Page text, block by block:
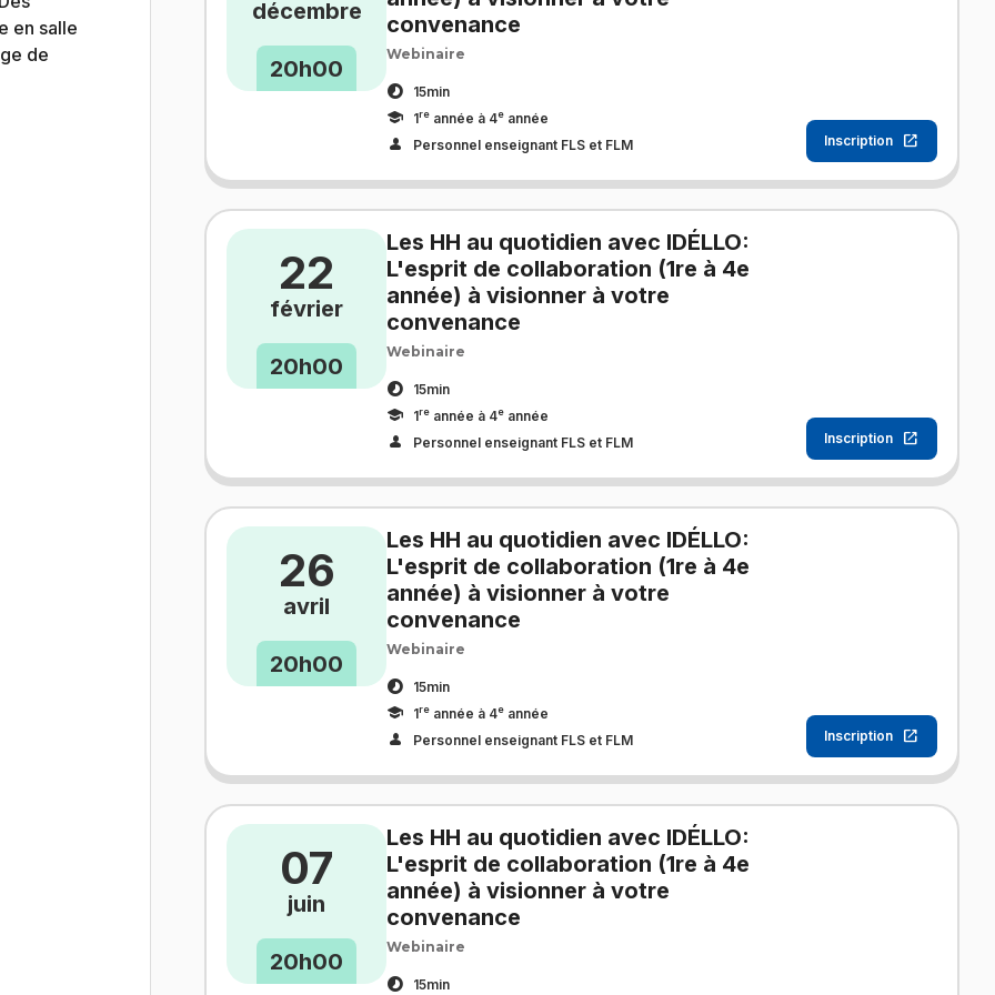
en salle
de
décembre
20h00
convenance
Webinaire
15min
1re année à 4e année
Personnel enseignant FLS et FLM
Inscription
22
février
20h00
Les HH au quotidien avec IDÉLLO:
L'esprit de collaboration (1re à 4e
année) à visionner à votre
convenance
Webinaire
15min
1re année à 4e année
Personnel enseignant FLS et FLM
Inscription
26
avril
20h00
Les HH au quotidien avec IDÉLLO:
L'esprit de collaboration (1re à 4e
année) à visionner à votre
convenance
Webinaire
15min
1re année à 4e année
Personnel enseignant FLS et FLM
Inscription
07
juin
20h00
Les HH au quotidien avec IDÉLLO:
L'esprit de collaboration (1re à 4e
année) à visionner à votre
convenance
Webinaire
15min